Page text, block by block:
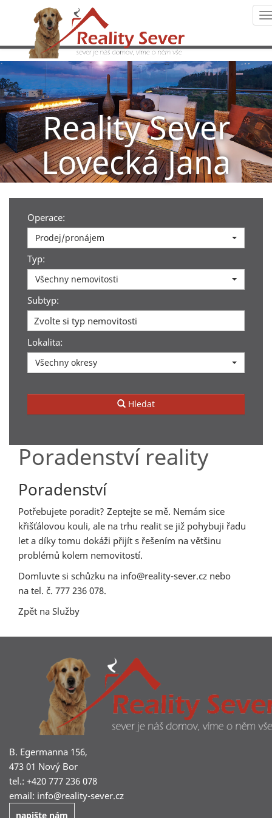
Reality Sever
Lovecká Jana
Operace:
Prodej/pronájem
Typ:
Všechny nemovitosti
Subtyp:
Zvolte si typ nemovitosti
Lokalita:
Všechny okresy
Hledat
Poradenství reality
Poradenství
Potřebujete poradit? Zeptejte se mě. Nemám sice
křišťálovou kouli, ale na trhu realit se již pohybuji řadu
let a díky tomu dokáži přijít s řešením na většinu
problémů kolem nemovitostí.
Domluvte si schůzku na info@reality-sever.cz nebo
na tel. č. 777 236 078.
Zpět na Služby
B. Egermanna 156,
473 01 Nový Bor
tel.: +420 777 236 078
email: info@reality-sever.cz
napište nám